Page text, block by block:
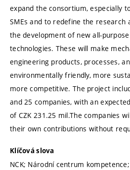
expand the consortium, especially
SMEs and to redefine the research
the development of new all-
technologies. These will make
engineering products, processes,
environmentally friendly, more
more competitive. The project
and 25 companies, with an
of CZK 231.25 mil.The companies
their own contributions without
Klíčová slova
NCK; Národní centrum